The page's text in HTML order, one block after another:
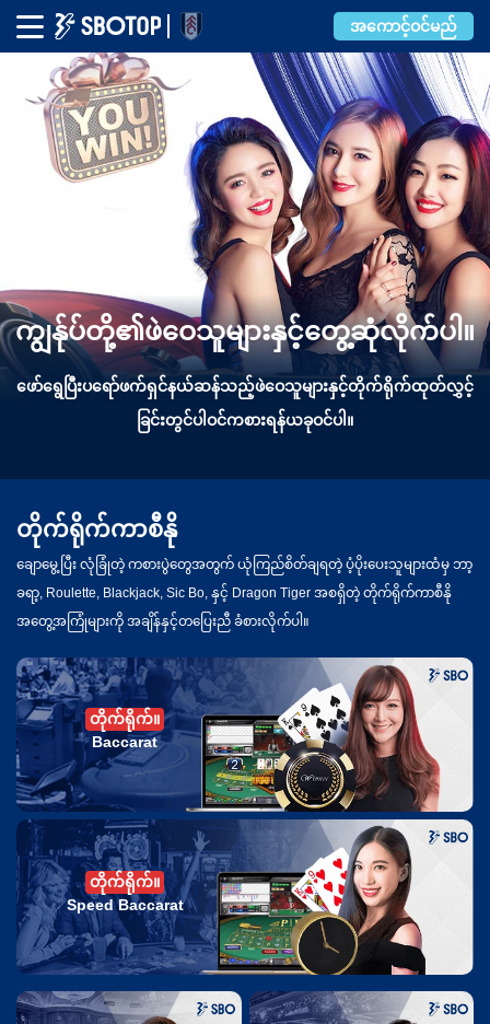
အကောင့်ဝင်မည်
ကျွန်ုပ်တို့၏ဖဲဝေသူများနှင့်တွေ့ဆုံလိုက်ပါ။
ဖော်ရွေပြီးပရော်ဖက်ရှင်နယ်ဆန်သည့်ဖဲဝေသူများနှင့်တိုက်ရိုက်ထုတ်လွှင့်
ခြင်းတွင်ပါဝင်ကစားရန်ယခုဝင်ပါ။
တိုက်ရိုက်ကာစီနို
ချောမွေ့ပြီး လုံခြုံတဲ့ ကစားပွဲတွေအတွက် ယုံကြည်စိတ်ချရတဲ့ ပံ့ပိုးပေးသူများထံမှ ဘာ့
ခရာ့, Roulette, Blackjack, Sic Bo, နှင့် Dragon Tiger အစရှိတဲ့ တိုက်ရိုက်ကာစီနို
အတွေ့အကြုံများကို အချိန်နှင့်တပြေးညီ ခံစားလိုက်ပါ။
တိုက်ရိုက်။
Baccarat
တိုက်ရိုက်။
Speed Baccarat